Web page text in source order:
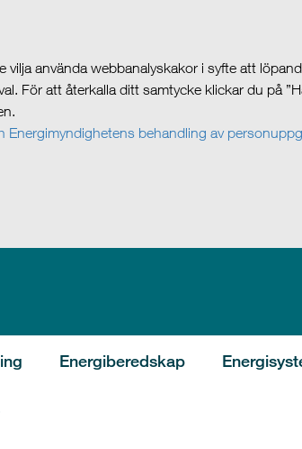
vilja använda webbanalyskakor i syfte att
För att återkalla ditt samtycke klickar du på
Energimyndighetens behandling av
Energiberedskap